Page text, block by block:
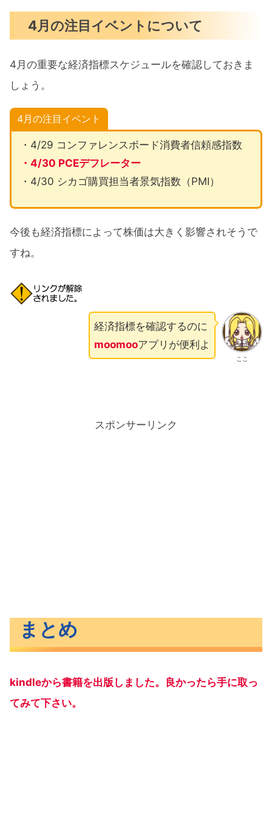
4月の注目イベントについて
4月の重要な経済指標スケジュールを確認しておきま
しょう。
4月の注目イベント
・4/29 コンファレンスボード消費者信頼感指数
・4/30 PCEデフレーター
・4/30 シカゴ購買担当者景気指数（PMI）
今後も経済指標によって株価は大きく影響されそうで
すね。
ここ
経済指標を確認するのに
moomooアプリが便利よ
スポンサーリンク
まとめ
kindleから書籍を出版しました。良かったら手に取っ
てみて下さい。